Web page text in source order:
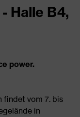
Halle B4,
power.
findet vom 7. bis
in